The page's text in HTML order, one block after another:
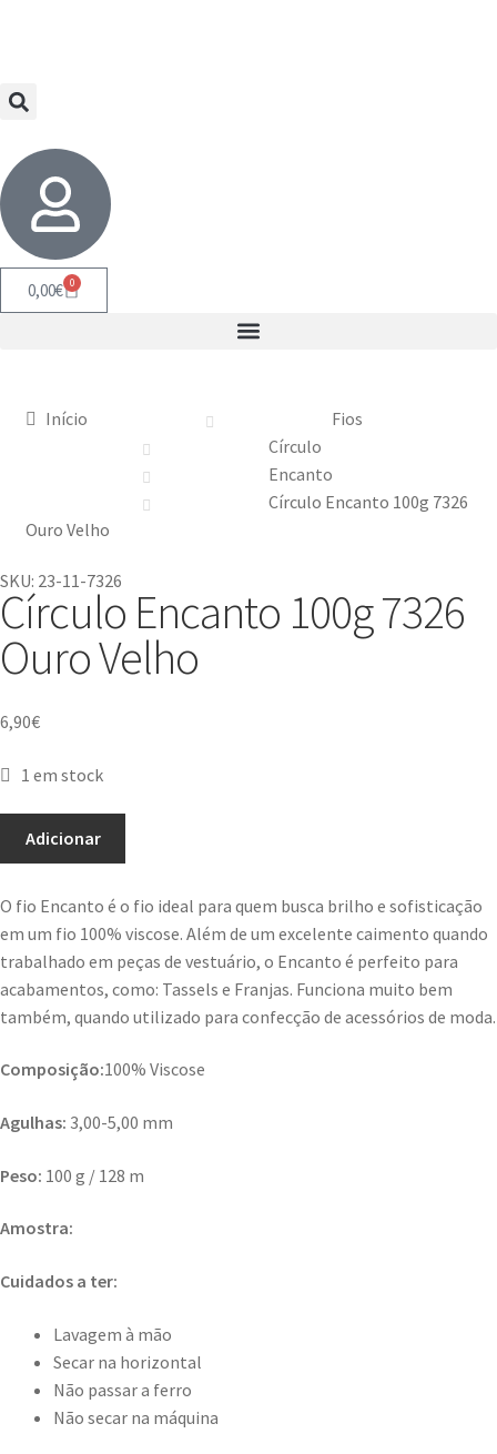
0,00€ 0
Início
Fios
Círculo
Encanto
Círculo Encanto 100g 7326
Ouro Velho
SKU: 23-11-7326
Círculo Encanto 100g 7326
Ouro Velho
6,90€
1 em stock
Adicionar
O fio Encanto é o fio ideal para quem busca brilho e sofisticação
em um fio 100% viscose. Além de um excelente caimento quando
trabalhado em peças de vestuário, o Encanto é perfeito para
acabamentos, como: Tassels e Franjas. Funciona muito bem
também, quando utilizado para confecção de acessórios de moda.
Composição:100% Viscose
Agulhas: 3,00-5,00 mm
Peso: 100 g / 128 m
Amostra:
Cuidados a ter:
Lavagem à mão
Secar na horizontal
Não passar a ferro
Não secar na máquina